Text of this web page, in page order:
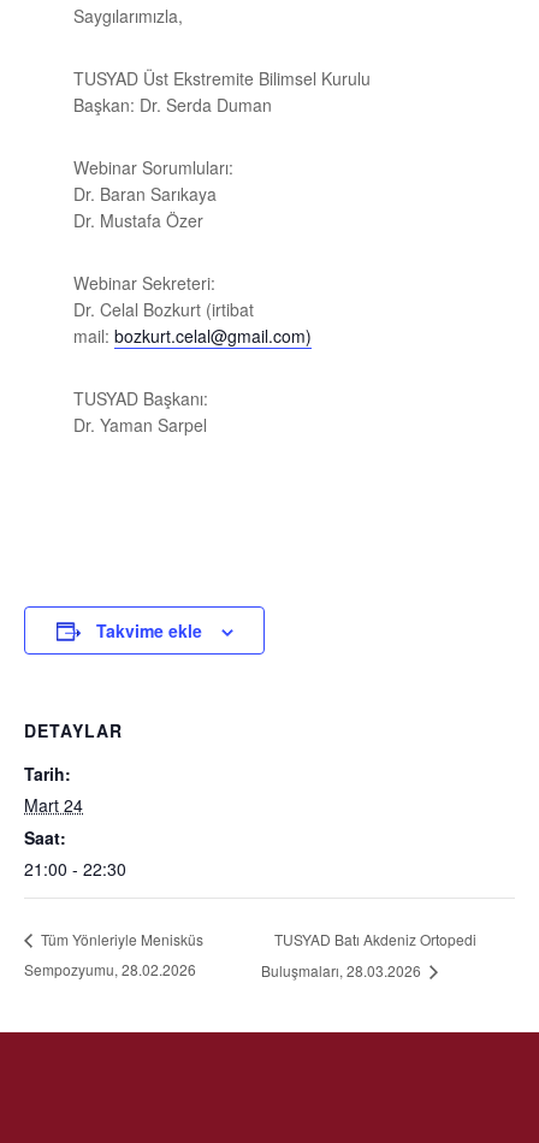
Saygılarımızla,
TUSYAD Üst Ekstremite Bilimsel Kurulu
Başkan: Dr. Serda Duman
Webinar Sorumluları:
Dr. Baran Sarıkaya
Dr. Mustafa Özer
Webinar Sekreteri:
Dr. Celal Bozkurt (irtibat
mail: bozkurt.celal@gmail.com)
TUSYAD Başkanı:
Dr. Yaman Sarpel
Takvime ekle
DETAYLAR
Tarih:
Mart 24
Saat:
21:00 - 22:30
Tüm Yönleriyle Menisküs
Sempozyumu, 28.02.2026
TUSYAD Batı Akdeniz Ortopedi
Buluşmaları, 28.03.2026